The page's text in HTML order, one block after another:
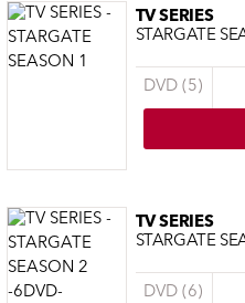
TV SERIES
STARGATE
DVD (5)
TV SERIES
STARGATE
DVD (6)